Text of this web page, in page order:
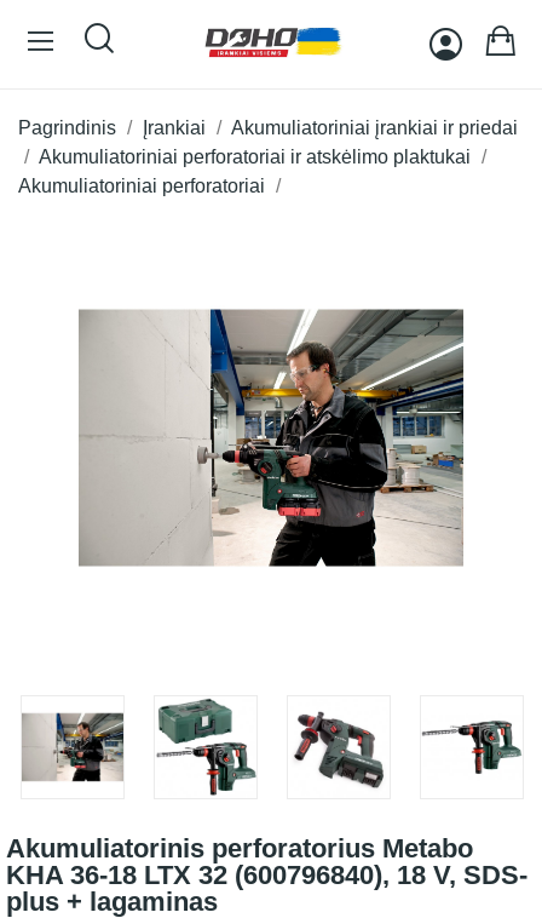
Pagrindinis Įrankiai
Akumuliatoriniai įrankiai ir priedai
Akumuliatoriniai perforatoriai ir atskėlimo plaktukai
Akumuliatoriniai perforatoriai
Akumuliatorinis perforatorius Metabo
KHA 36-18 LTX 32 (600796840), 18 V, SDS-
plus + lagaminas